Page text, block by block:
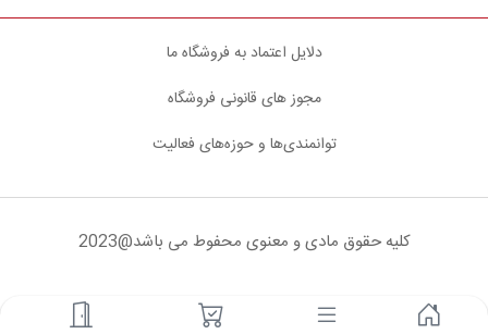
دلایل اعتماد به فروشگاه ما
مجوز های قانونی فروشگاه
توانمندی‌ها و حوزه‌های فعالیت
کلیه حقوق مادی و معنوی محفوط می باشد@2023
شبکه های اجتماعی